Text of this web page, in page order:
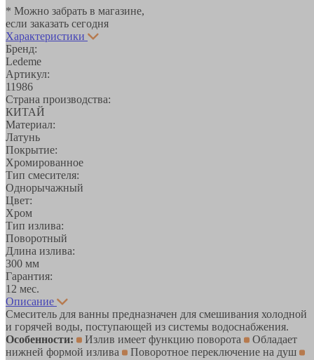
* Можно забрать в магазине,
если заказать сегодня
Характеристики
Бренд:
Ledeme
Артикул:
11986
Страна производства:
КИТАЙ
Материал:
Латунь
Покрытие:
Хромированное
Тип смесителя:
Однорычажный
Цвет:
Хром
Тип излива:
Поворотный
Длина излива:
300 мм
Гарантия:
12 мес.
Описание
Смеситель для ванны предназначен для смешивания холодной
и горячей воды, поступающей из системы водоснабжения.
Особенности:
Излив имеет функцию поворота
Обладает
нижней формой излива
Поворотное переключение на душ